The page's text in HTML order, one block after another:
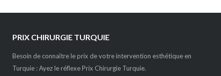
PRIX CHIRURGIE TURQUIE
Besoin de connaître le prix de votre intervention esthétique en
Turquie : Ayez le réflexe Prix Chirurgie Turquie.